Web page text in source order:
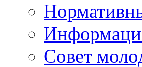
Совет